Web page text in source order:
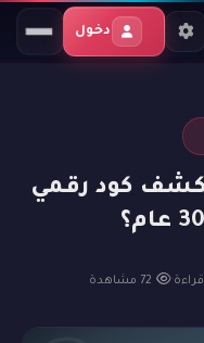
دخول
عام؟
كود رقمي